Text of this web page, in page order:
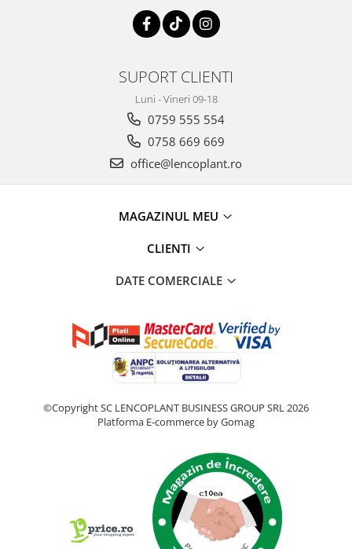
SUPORT CLIENTI
Luni - Vineri 09-18
0759 555 554
0758 669 669
office@lencoplant.ro
MAGAZINUL MEU
CLIENTI
DATE COMERCIALE
©Copyright SC LENCOPLANT BUSINESS GROUP SRL 2026
Platforma E-commerce by Gomag